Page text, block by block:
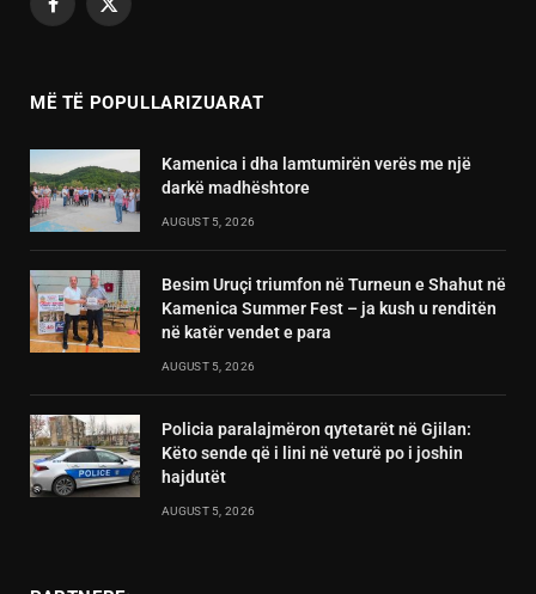
Facebook
X
MË TË POPULLARIZUARAT
Kamenica i dha lamtumirën verës me një
darkë madhështore
AUGUST 5, 2026
Besim Uruçi triumfon në Turneun e Shahut në
Kamenica Summer Fest – ja kush u renditën
në katër vendet e para
AUGUST 5, 2026
Policia paralajmëron qytetarët në Gjilan:
Këto sende që i lini në veturë po i joshin
hajdutët
AUGUST 5, 2026